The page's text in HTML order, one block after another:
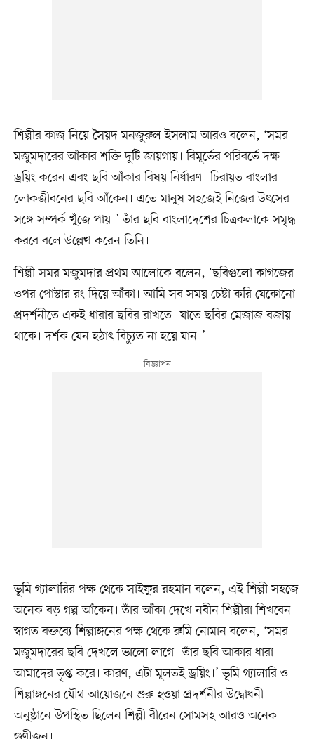
শিল্পীর কাজ নিয়ে সৈয়দ মনজুরুল ইসলাম আরও বলেন, ‘সমর
মজুমদারের আঁকার শক্তি দুটি জায়গায়। বিমূর্তের পরিবর্তে দক্ষ
ড্রয়িং করেন এবং ছবি আঁকার বিষয় নির্ধারণ। চিরায়ত বাংলার
লোকজীবনের ছবি আঁকেন। এতে মানুষ সহজেই নিজের উৎসের
সঙ্গে সম্পর্ক খুঁজে পায়।’ তাঁর ছবি বাংলাদেশের চিত্রকলাকে সমৃদ্ধ
করবে বলে উল্লেখ করেন তিনি।
শিল্পী সমর মজুমদার প্রথম আলোকে বলেন, ‘ছবিগুলো কাগজের
ওপর পোস্টার রং দিয়ে আঁকা। আমি সব সময় চেষ্টা করি যেকোনো
প্রদর্শনীতে একই ধারার ছবির রাখতে। যাতে ছবির মেজাজ বজায়
থাকে। দর্শক যেন হঠাৎ বিচ্যুত না হয়ে যান।’
ভূমি গ্যালারির পক্ষ থেকে সাইফুর রহমান বলেন, এই শিল্পী সহজে
অনেক বড় গল্প আঁকেন। তাঁর আঁকা দেখে নবীন শিল্পীরা শিখবেন।
স্বাগত বক্তব্যে শিল্পাঙ্গনের পক্ষ থেকে রুমি নোমান বলেন, ‘সমর
মজুমদারের ছবি দেখলে ভালো লাগে। তাঁর ছবি আকার ধারা
আমাদের তৃপ্ত করে। কারণ, এটা মূলতই ড্রয়িং।’ ভূমি গ্যালারি ও
শিল্পাঙ্গনের যৌথ আয়োজনে শুরু হওয়া প্রদর্শনীর উদ্বোধনী
অনুষ্ঠানে উপস্থিত ছিলেন শিল্পী বীরেন সোমসহ আরও অনেক